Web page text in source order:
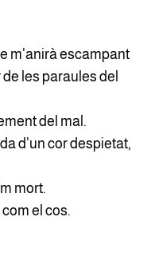
m'anirà escampant
les paraules del
del mal.
d'un cor despietat,
mort.
el cos.